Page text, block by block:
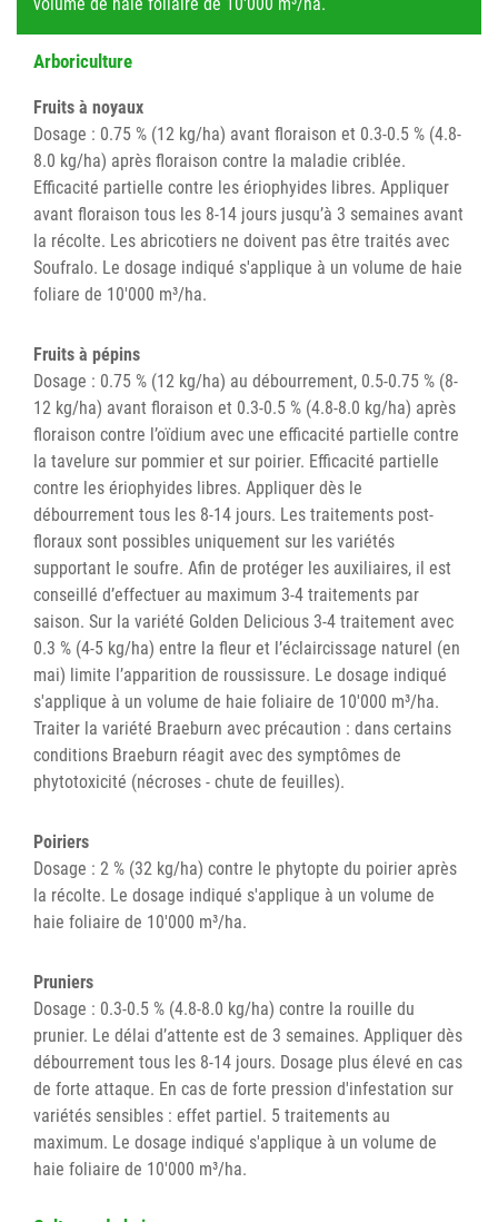
Arboriculture
Fruits à noyaux
Dosage : 0.75 % (12 kg/ha) avant floraison et 0.3-0.5 % (4.8-
8.0 kg/ha) après floraison contre la maladie criblée.
Efficacité partielle contre les ériophyides libres. Appliquer
avant floraison tous les 8-14 jours jusqu’à 3 semaines avant
la récolte. Les abricotiers ne doivent pas être traités avec
Soufralo. Le dosage indiqué s'applique à un volume de haie
foliare de 10'000 m³/ha.
Fruits à pépins
Dosage : 0.75 % (12 kg/ha) au débourrement, 0.5-0.75 % (8-
12 kg/ha) avant floraison et 0.3-0.5 % (4.8-8.0 kg/ha) après
floraison contre l’oïdium avec une efficacité partielle contre
la tavelure sur pommier et sur poirier. Efficacité partielle
contre les ériophyides libres. Appliquer dès le
débourrement tous les 8-14 jours. Les traitements post-
floraux sont possibles uniquement sur les variétés
supportant le soufre. Afin de protéger les auxiliaires, il est
conseillé d’effectuer au maximum 3-4 traitements par
saison. Sur la variété Golden Delicious 3-4 traitement avec
0.3 % (4-5 kg/ha) entre la fleur et l’éclaircissage naturel (en
mai) limite l’apparition de roussissure. Le dosage indiqué
s'applique à un volume de haie foliaire de 10'000 m³/ha.
Traiter la variété Braeburn avec précaution : dans certains
conditions Braeburn réagit avec des symptômes de
phytotoxicité (nécroses - chute de feuilles).
Poiriers
Dosage : 2 % (32 kg/ha) contre le phytopte du poirier après
la récolte. Le dosage indiqué s'applique à un volume de
haie foliaire de 10'000 m³/ha.
Pruniers
Dosage : 0.3-0.5 % (4.8-8.0 kg/ha) contre la rouille du
prunier. Le délai d’attente est de 3 semaines. Appliquer dès
débourrement tous les 8-14 jours. Dosage plus élevé en cas
de forte attaque. En cas de forte pression d'infestation sur
variétés sensibles : effet partiel. 5 traitements au
maximum. Le dosage indiqué s'applique à un volume de
haie foliaire de 10'000 m³/ha.